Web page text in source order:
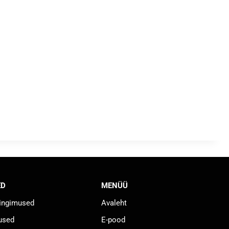
MENÜÜ
Avaleht
E-pood